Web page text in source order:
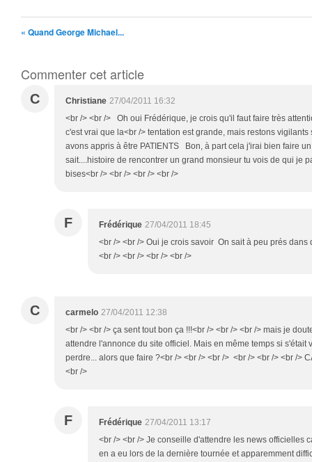
« Quand George Michael...
Commenter cet article
C Christiane 27/04/2011 16:32
<br /> <br /> Oh oui Frédérique, je crois qu'il faut faire très
c'est vrai que la<br /> tentation est grande, mais restons
avons appris à être PATIENTS Bon, à part cela j'irai bien faire
sait....histoire de rencontrer un grand monsieur tu vois de qui je
bises<br /> <br /> <br /> <br />
F Frédérique 27/04/2011 18:45
<br /> <br /> Oui je crois savoir On sait à peu prés
<br /> <br /> <br /> <br />
C carmelo 27/04/2011 12:38
<br /> <br /> ça sent tout bon ça !!!<br /> <br /> <br /> mais je
attendre l'annonce du site officiel. Mais en même temps si s'était
perdre... alors que faire ?<br /> <br /> <br /> <br /> <br /> <br />
<br />
F Frédérique 27/04/2011 13:17
<br /> <br /> Je conseille d'attendre les news officielles
en a eu lors de la dernière tournée et apparemment